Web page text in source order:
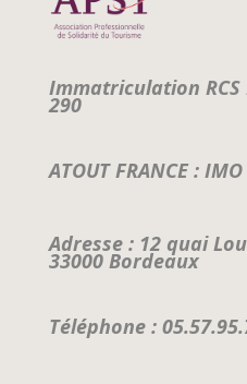
Immatriculation RCS
290
ATOUT FRANCE :
Adresse : 12 quai
33000 Bordeaux
Téléphone :